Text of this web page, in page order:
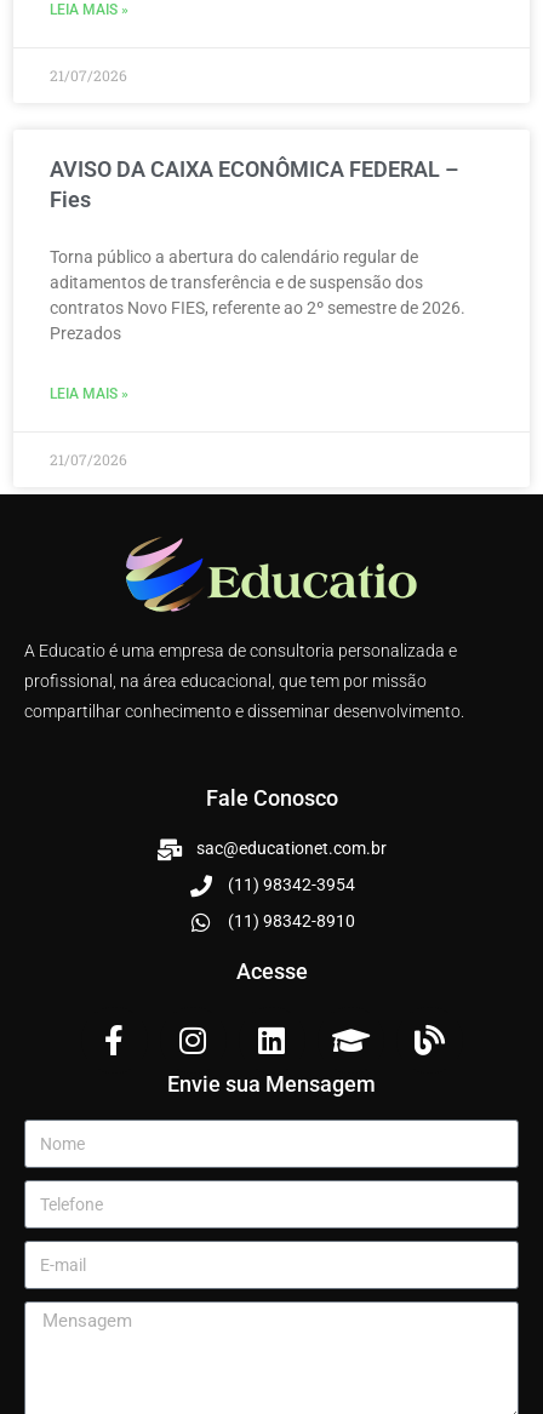
LEIA MAIS »
21/07/2026
AVISO DA CAIXA ECONÔMICA FEDERAL –
Fies
Torna público a abertura do calendário regular de
aditamentos de transferência e de suspensão dos
contratos Novo FIES, referente ao 2º semestre de 2026.
Prezados
LEIA MAIS »
21/07/2026
A Educatio é uma empresa de consultoria personalizada e
profissional, na área educacional, que tem por missão
compartilhar conhecimento e disseminar desenvolvimento.
Fale Conosco
sac@educationet.com.br
(11) 98342-3954
(11) 98342-8910
Acesse
Envie sua Mensagem